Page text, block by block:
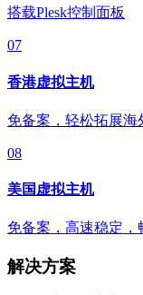
搭载Plesk控制面板
07
香港虚拟主机
免备案，轻松拓展海
08
美国虚拟主机
免备案，高速稳定，
解决方案